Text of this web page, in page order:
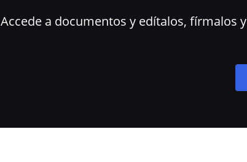
Accede a documentos y edítalos, fírmalos